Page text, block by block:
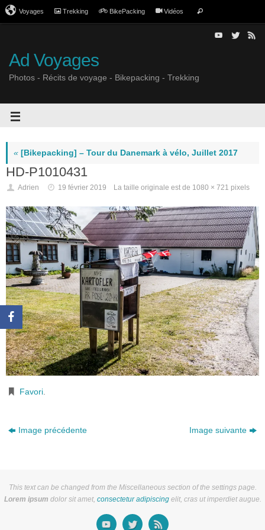
Voyages Trekking BikePacking Vidéos
Ad Voyages
Photos - Récits de voyage - Bikepacking - Trekking
« [Bikepacking] – Tour du Danemark à vélo, Juillet 2017
HD-P1010431
Adrien 19 février 2019 La taille originale est de 1080 × 721 pixels
Favori
Image précédente Image suivante
This text can be changed from the Miscellaneous section of the settings page.
Lorem ipsum dolor sit amet, consectetur adipiscingelit, cras ut imperdiet augue.